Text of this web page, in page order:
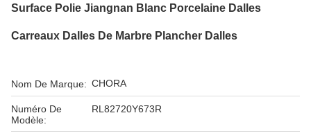
Surface Polie Jiangnan Blanc Porcelaine Dalles
Carreaux Dalles De Marbre Plancher Dalles
Nom De Marque: CHORA
Numéro De
Modèle:
RL82720Y673R